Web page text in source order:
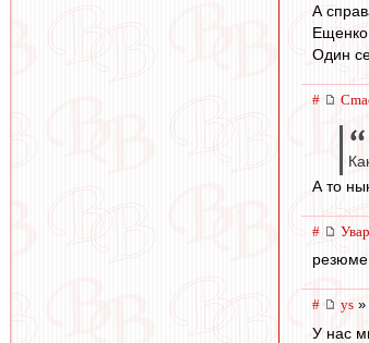
А
Ещенко
Один
#
А то
#
резюме
# ys »
У нас